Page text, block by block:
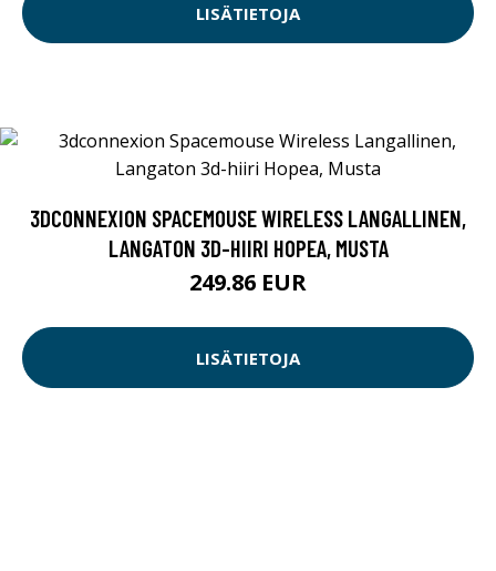
LISÄTIETOJA
3DCONNEXION SPACEMOUSE WIRELESS LANGALLINEN,
LANGATON 3D-HIIRI HOPEA, MUSTA
249.86 EUR
LISÄTIETOJA